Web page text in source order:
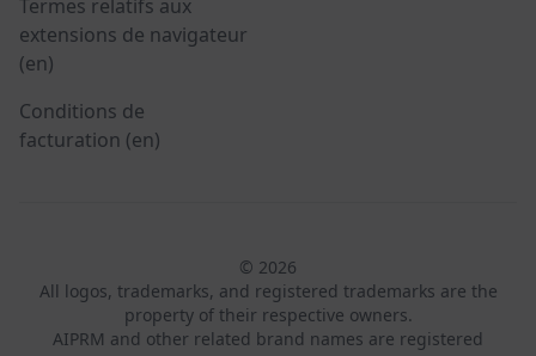
Termes relatifs aux
extensions de navigateur
(en)
Conditions de
facturation (en)
© 2026
All logos, trademarks, and registered trademarks are the
property of their respective owners.
AIPRM and other related brand names are registered